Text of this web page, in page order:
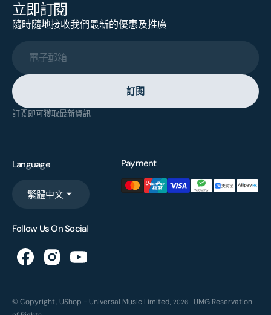
立即訂閱
隨時隨地接收我們最新的優惠及推廣
電子郵箱
訂閱
訂閱即可獲取最新資訊
Language
繁體中文
Payment
Follow Us On Social
© Copyright, UShop - Universal Music Limited, 2026
UMG Reservation